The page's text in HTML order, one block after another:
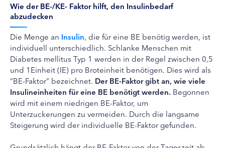
Wie der BE-/KE- Faktor hilft, den Insulinbedarf
abzudecken
Die Menge an Insulin, die für eine BE benötig werden, ist
individuell unterschiedlich. Schlanke Menschen mit
Diabetes mellitus Typ 1 werden in der Regel zwischen 0,5
und 1Einheit (IE) pro Broteinheit benötigen. Dies wird als
“BE-Faktor” bezeichnet. Der BE-Faktor gibt an, wie viele
Insulineinheiten für eine BE benötigt werden. Begonnen
wird mit einem niedrigen BE-Faktor, um
Unterzuckerungen zu vermeiden. Durch die langsame
Steigerung wird der individuelle BE-Faktor gefunden.